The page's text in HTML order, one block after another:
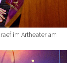
im Artheater am